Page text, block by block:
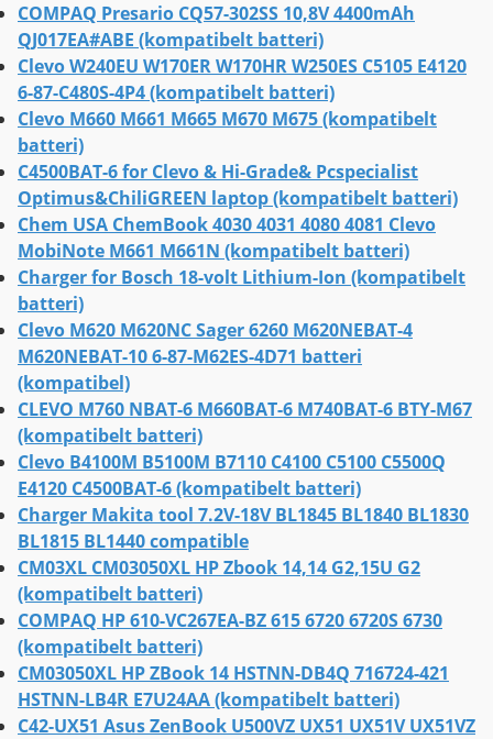
COMPAQ Presario CQ57-302SS 10,8V 4400mAh
QJ017EA#ABE (kompatibelt batteri)
Clevo W240EU W170ER W170HR W250ES C5105 E4120
6-87-C480S-4P4 (kompatibelt batteri)
Clevo M660 M661 M665 M670 M675 (kompatibelt
batteri)
C4500BAT-6 for Clevo & Hi-Grade& Pcspecialist
Optimus&ChiliGREEN laptop (kompatibelt batteri)
Chem USA ChemBook 4030 4031 4080 4081 Clevo
MobiNote M661 M661N (kompatibelt batteri)
Charger for Bosch 18-volt Lithium-Ion (kompatibelt
batteri)
Clevo M620 M620NC Sager 6260 M620NEBAT-4
M620NEBAT-10 6-87-M62ES-4D71 batteri
(kompatibel)
CLEVO M760 NBAT-6 M660BAT-6 M740BAT-6 BTY-M67
(kompatibelt batteri)
Clevo B4100M B5100M B7110 C4100 C5100 C5500Q
E4120 C4500BAT-6 (kompatibelt batteri)
Charger Makita tool 7.2V-18V BL1845 BL1840 BL1830
BL1815 BL1440 compatible
CM03XL CM03050XL HP Zbook 14,14 G2,15U G2
(kompatibelt batteri)
COMPAQ HP 610-VC267EA-BZ 615 6720 6720S 6730
(kompatibelt batteri)
CM03050XL HP ZBook 14 HSTNN-DB4Q 716724-421
HSTNN-LB4R E7U24AA (kompatibelt batteri)
C42-UX51 Asus ZenBook U500VZ UX51 UX51V UX51VZ